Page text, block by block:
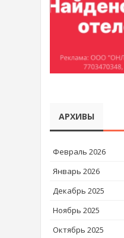
АРХИВЫ
Февраль 2026
Январь 2026
Декабрь 2025
Ноябрь 2025
Октябрь 2025